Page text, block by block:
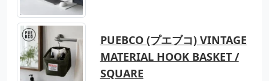
PUEBCO (プエブコ) VINTAGE
MATERIAL HOOK BASKET /
SQUARE